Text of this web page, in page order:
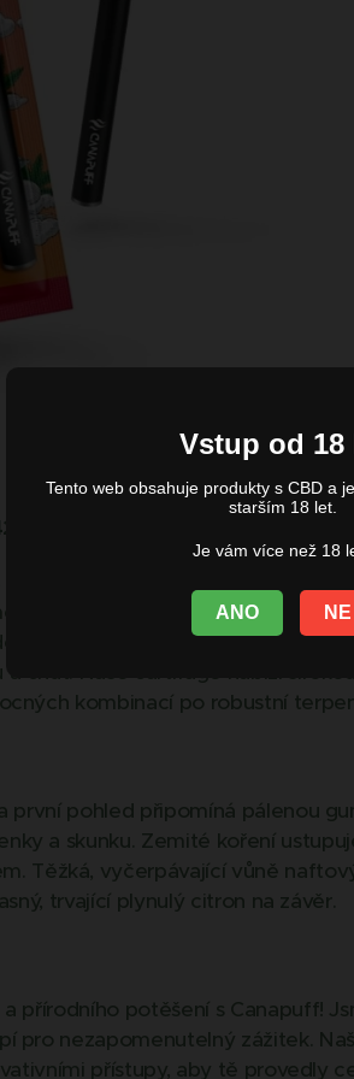
Vstup od 18
Tento web obsahuje produkty s CBD a
starším 18 let.
Je vám více než 18
ANO NE
79% - Pen+Cartridge
inovativním produktem,
vám Canapuff pero + cartridge,
můžete zažít kvalitní
chuť. Naše cartridge nabízí
kombinací po robustní
první pohled připomíná pálenou
a skunku. Zemité koření
Těžká, vyčerpávající vůně
trvající plynulý citron na závěr.
přírodního potěšení s Canapuff!
pro nezapomenutelný zážitek.
přístupy, aby tě provedly